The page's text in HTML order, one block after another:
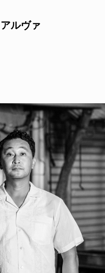
ルヴァ